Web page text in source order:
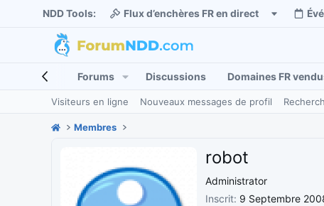
NDD Tools: Flux d’enchères FR en direct
Forums Discussions Domaines FR
Visiteurs en ligne Nouveaux messages de profil
Membres
robot
Administrator
Inscrit 9 Septembre